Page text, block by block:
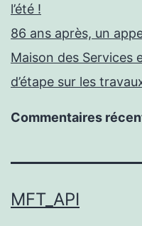
l’été !
86 ans après, un
Maison des Services
d’étape sur les
Commentaires
MFT_API